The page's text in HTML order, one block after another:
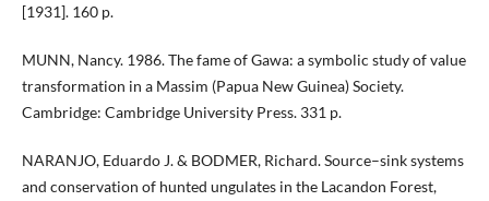
[1931]. 160 p.
MUNN, Nancy. 1986. The fame of Gawa: a symbolic study of value
transformation in a Massim (Papua New Guinea) Society.
Cambridge: Cambridge University Press. 331 p.
NARANJO, Eduardo J. & BODMER, Richard. Source–sink systems
and conservation of hunted ungulates in the Lacandon Forest,